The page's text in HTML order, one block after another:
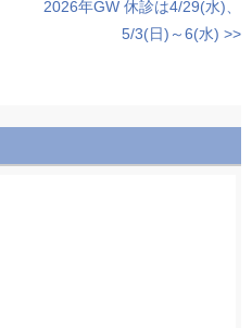
2026年GW 休診は4/29(水)、
5/3(日)～6(水) >>